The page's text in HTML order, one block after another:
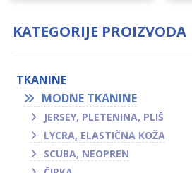
KATEGORIJE PROIZVODA
TKANINE
MODNE TKANINE
JERSEY, PLETENINA, PLIŠ
LYCRA, ELASTIČNA KOŽA
SCUBA, NEOPREN